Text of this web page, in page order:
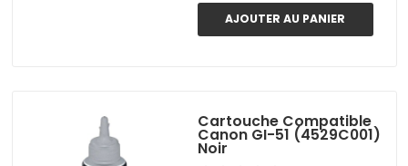
AJOUTER AU PANIER
Cartouche Compatible
Canon GI-51 (4529C001)
Noir